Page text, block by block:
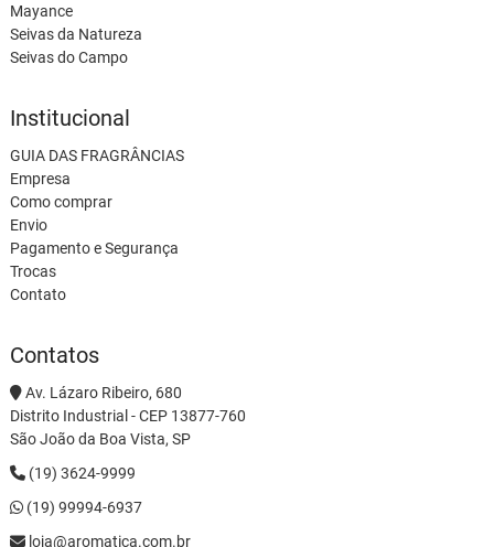
Mayance
Seivas da Natureza
Seivas do Campo
Institucional
GUIA DAS FRAGRÂNCIAS
Empresa
Como comprar
Envio
Pagamento e Segurança
Trocas
Contato
Contatos
Av. Lázaro Ribeiro, 680
Distrito Industrial - CEP 13877-760
São João da Boa Vista, SP
(19) 3624-9999
(19) 99994-6937
loja@aromatica.com.br